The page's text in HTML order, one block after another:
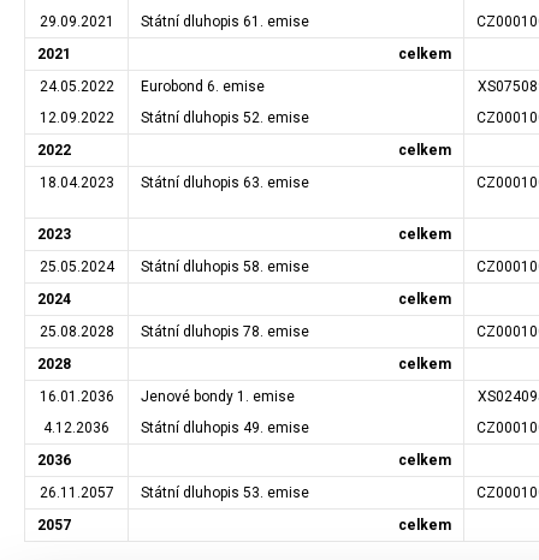
29.09.2021
Státní dluhopis 61. emise
2021
celkem
24.05.2022
Eurobond 6. emise
12.09.2022
Státní dluhopis 52. emise
2022
celkem
18.04.2023
Státní dluhopis 63. emise
2023
celkem
25.05.2024
Státní dluhopis 58. emise
2024
celkem
25.08.2028
Státní dluhopis 78. emise
2028
celkem
16.01.2036
Jenové bondy 1. emise
4.12.2036
Státní dluhopis 49. emise
2036
celkem
26.11.2057
Státní dluhopis 53. emise
2057
celkem